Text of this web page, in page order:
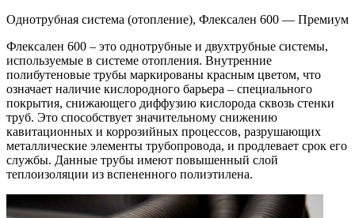
Однотpубная система (oтoпление), Флексален 600 — Премиум
Флексален 600 – это однотрубные и двухтрубные системы,
используемые в системе отопления. Внутренние
полибутеновые трубы маркированы красным цветом, что
означает наличие кислородного барьера – специального
покрытия, снижающего диффузию кислорода сквозь стенки
труб. Это способствует значительному снижению
кавитационных и коррозийных процессов, разрушающих
металлические элементы трубопровода, и продлевает срок его
службы. Данные трубы имеют повышенный слой
теплоизоляции из вспененного полиэтилена.